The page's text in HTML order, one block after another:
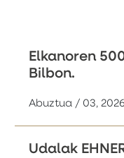
Elkanoren
Bilbon.
Abuztua / 03, 2026
Udalak